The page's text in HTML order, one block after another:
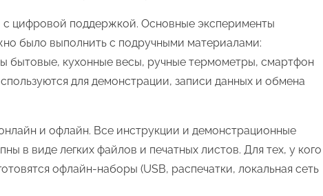
цифровой поддержкой. Основные эксперименты
было выполнить с подручными материалами:
бытовые, кухонные весы, ручные термометры, смартфон
для демонстрации, записи данных и обмена
и офлайн. Все инструкции и демонстрационные
в виде легких файлов и печатных листов. Для тех, у кого
офлайн‑наборы (USB, распечатки, локальная сеть